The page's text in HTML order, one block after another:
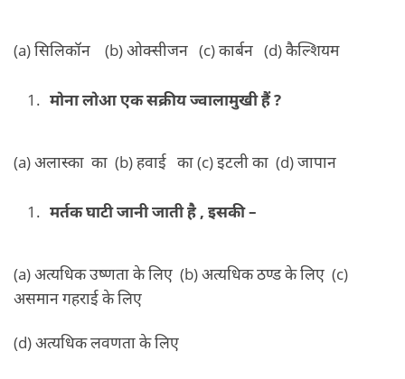
(a) सिलिकॉन (b) ओक्सीजन (c) कार्बन (d) कैल्शियम
मोना लोआ एक सक्रीय ज्वालामुखी हैं ?
(a) अलास्का का (b) हवाई का (c) इटली का (d) जापान
मर्तक घाटी जानी जाती है , इसकी –
(a) अत्यधिक उष्णता के लिए (b) अत्यधिक ठण्ड के लिए (c)
असमान गहराई के लिए
(d) अत्यधिक लवणता के लिए